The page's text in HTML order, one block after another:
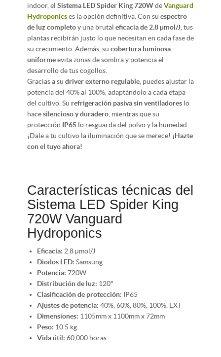
indoor, el Sistema LED Spider King 720WdeVanguard
Hydroponicses la opción definitiva. Con su espectro
de luz completoy una brutal eficacia de 2.8 µmol/J , tus
plantas recibirán justo lo que necesitan en cada fase de
su crecimiento. Además, su cobertura luminosa
uniformeevita zonas de sombra y potencia el
desarrollo de tus cogollos.
Gracias a su driver externo regulable , puedes ajustar la
potencia del 40% al 100%, adaptándolo a cada etapa
del cultivo. Su refrigeración pasiva sin ventiladores lo
hacesilencioso y duradero , mientras que su
protección IP65 lo resguarda del polvo y la humedad.
¡Dale a tu cultivo la iluminación que se merece! ¡Hazte
con el tuyo ahora!
Características técnicas del
Sistema LED Spider King
720W Vanguard
Hydroponics
Eficacia: 2.8 µmol/J
Diodos LED: Samsung
Potencia: 720W
Distribución de luz: 120°
Clasificación de protección: IP65
Ajustes de potencia: 40%, 60%, 80%, 100%, EXT
Dimensiones: 1105mm x 1100mm x 72mm
Peso: 10.5 kg
Vida útil: 60,000 horas